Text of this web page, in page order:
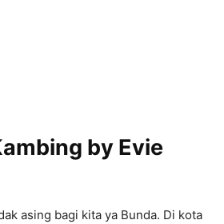
by Evie
asing bagi kita ya Bunda. Di kota